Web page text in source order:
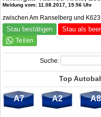
Meldung vom: 11.08.2017, 15:56 Uhr
zwischen Am Ranselberg und
Stau bestätigen Stau als
Suche:
Top
A7 A2 A8